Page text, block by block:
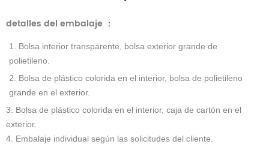
detalles del embalaje ：
1. Bolsa interior transparente, bolsa exterior grande de
polietileno.
2. Bolsa de plástico colorida en el interior, bolsa de polietileno
grande en el exterior.
3. Bolsa de plástico colorida en el interior, caja de cartón en el
exterior.
4. Embalaje individual según las solicitudes del cliente.